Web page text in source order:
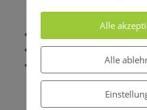
Bestellung am Vortag bis
Fax 034691/22052 oder
Mail info@biobrotfischer.de
Bestellers
Alle
Alle